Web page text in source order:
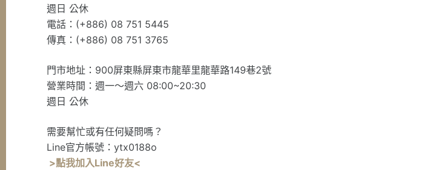
週日 公休
電話：(+886) 08 751 5445
傳真：(+886) 08 751 3765
門市地址：900屏東縣屏東市龍華里龍華路149巷2號
營業時間：週一～週六 08:00~20:30
週日 公休
需要幫忙或有任何疑問嗎？
Line官方帳號：ytx0188o
>點我加入Line好友<